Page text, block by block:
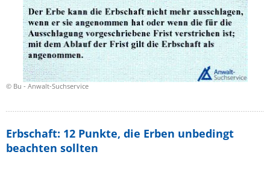
© Bu - Anwalt-Suchservice
Erbschaft: 12 Punkte, die Erben unbedingt
beachten sollten